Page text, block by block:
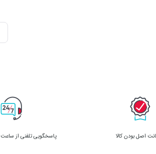
اصل بودن کالا پاسخگویی تلفنی از ساعت 8:30 الی 20:00